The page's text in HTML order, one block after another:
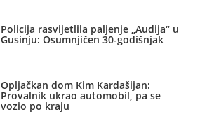
Policija rasvijetlila paljenje „Audija“ u
Gusinju: Osumnjičen 30-godišnjak
Opljačkan dom Kim Kardašijan:
Provalnik ukrao automobil, pa se
vozio po kraju